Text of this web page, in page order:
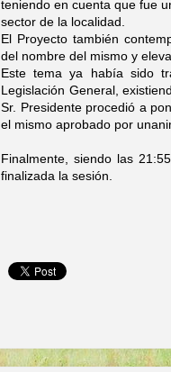
teniendo en cuenta que fue
sector de la localidad.
El Proyecto también
del nombre del mismo y
Este tema ya había sido
Legislación General,
Sr. Presidente procedió a
el mismo aprobado por
Finalmente, siendo las
finalizada la sesión.